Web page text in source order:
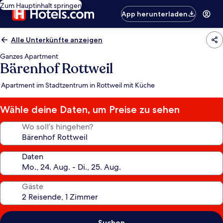
Zum Hauptinhalt springen
App herunterladen
Alle Unterkünfte anzeigen
Ganzes Apartment
Bärenhof Rottweil
Apartment im Stadtzentrum in Rottweil mit Küche
Wähle deine Daten, um Preise zu sehen
Wo soll’s hingehen?
Daten
Gäste